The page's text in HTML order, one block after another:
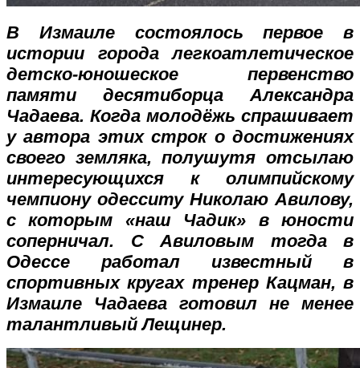
В Измаиле состоялось первое в
истории города легкоатлетическое
детско-юношеское первенство
памяти десятиборца Александра
Чадаева. Когда молодёжь спрашивает
у автора этих строк о достижениях
своего земляка, полушутя отсылаю
интересующихся к олимпийскому
чемпиону одесситу Николаю Авилову,
с которым «наш Чадик» в юности
соперничал. С Авиловым тогда в
Одессе работал известный в
спортивных кругах тренер Кацман, в
Измаиле Чадаева готовил не менее
талантливый Лещинер.